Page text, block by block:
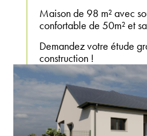
Maison de 98 m² avec
confortable de 50m² et
Demandez votre étude
construction !